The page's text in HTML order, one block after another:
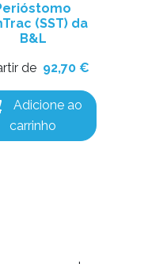
(SST) da
B&L
de 92,70 €
Adicione ao
carrinho